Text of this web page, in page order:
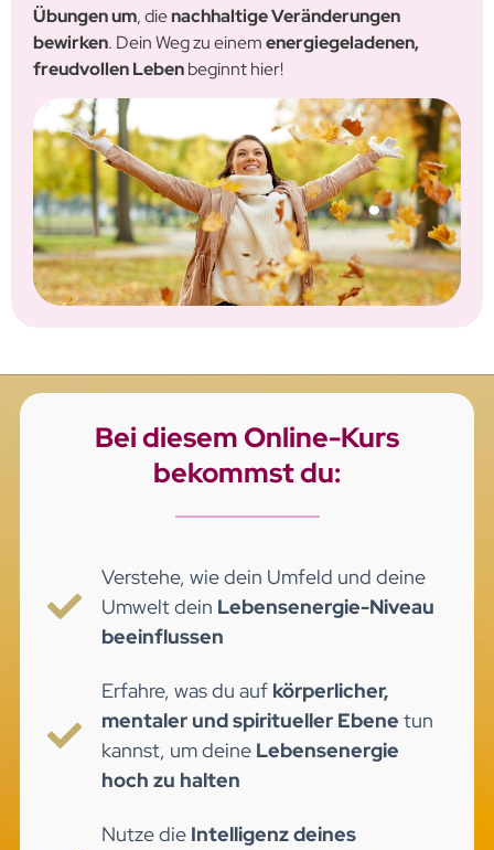
Übungen um, dienachhaltige Veränderungen
bewirken. Dein Weg zu einemenergiegeladenen,
freudvollen Lebenbeginnt hier!
Bei diesem Online-Kurs
bekommst du:
Verstehe, wie dein Umfeld und deine
Umwelt dein Lebensenergie-Niveau
beeinflussen
Erfahre, was du auf körperlicher,
mentaler und spiritueller Ebene tun
kannst, um deine Lebensenergie
hoch zu halten
Nutze die Intelligenz deines